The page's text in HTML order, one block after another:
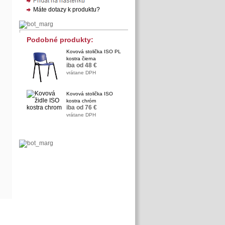
Podobné produkty:
Kovová stolička ISO PL
kostra čierna
iba od 48 €
vrátane DPH
Kovová stolička ISO
kostra chróm
iba od 76 €
vrátane DPH